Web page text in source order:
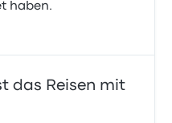
haben.
das Reisen mit